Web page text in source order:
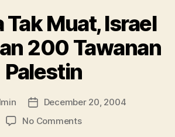
Besar”
Tak Muat, Israel
200 Tawanan
Palestin
Post
date
December 20, 2004
No Commentson